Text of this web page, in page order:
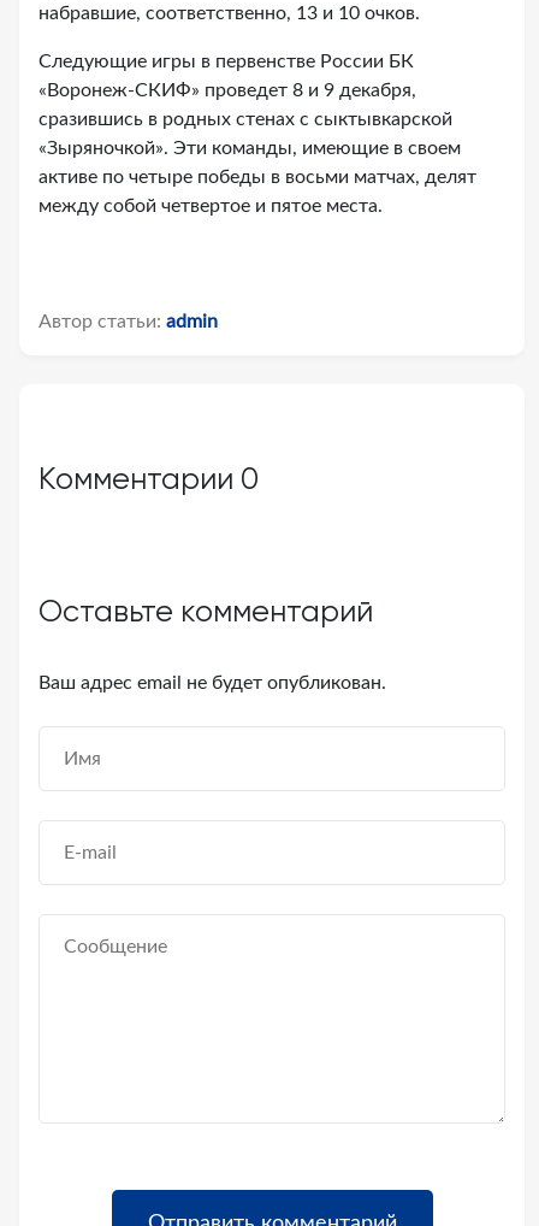
набравшие, соответственно, 13 и 10 очков.
Следующие игры в первенстве России БК
«Воронеж-СКИФ» проведет 8 и 9 декабря,
сразившись в родных стенах с сыктывкарской
«Зыряночкой». Эти команды, имеющие в своем
активе по четыре победы в восьми матчах, делят
между собой четвертое и пятое места.
Автор статьи: admin
Комментарии 0
Оставьте комментарий
Ваш адрес email не будет опубликован.